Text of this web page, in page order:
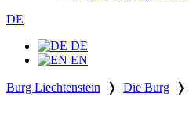
DE
DE
EN
Burg Liechtenstein ❭ Die Burg ❭